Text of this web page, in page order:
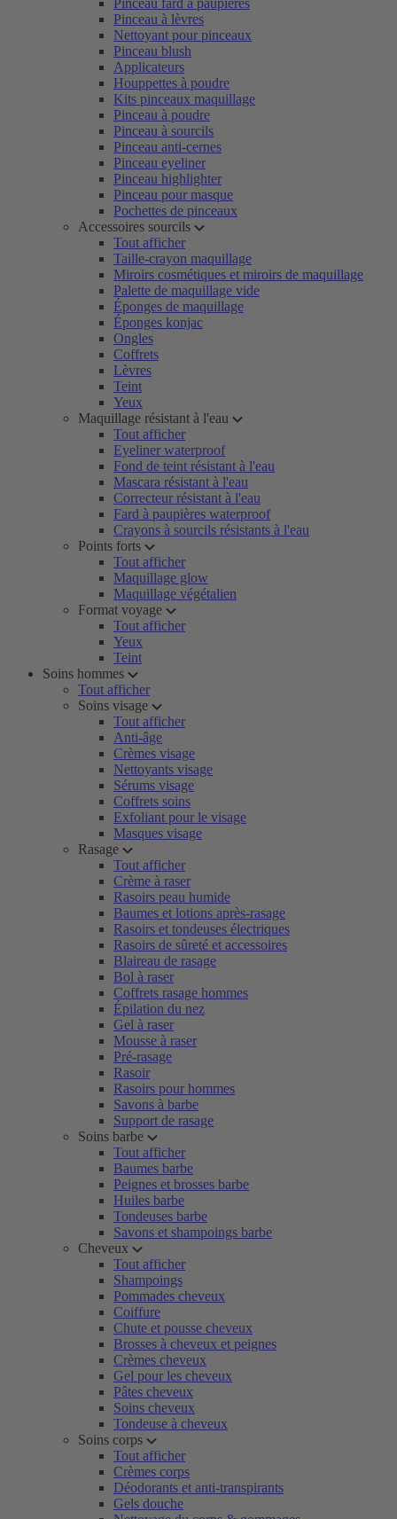
Pinceau fard à paupières
Pinceau à lèvres
Nettoyant pour pinceaux
Pinceau blush
Applicateurs
Houppettes à poudre
Kits pinceaux maquillage
Pinceau à poudre
Pinceau à sourcils
Pinceau anti-cernes
Pinceau eyeliner
Pinceau highlighter
Pinceau pour masque
Pochettes de pinceaux
Accessoires sourcils
Tout afficher
Taille-crayon maquillage
Miroirs cosmétiques et miroirs de maquillage
Palette de maquillage vide
Éponges de maquillage
Éponges konjac
Ongles
Coffrets
Lèvres
Teint
Yeux
Maquillage résistant à l'eau
Tout afficher
Eyeliner waterproof
Fond de teint résistant à l'eau
Mascara résistant à l'eau
Correcteur résistant à l'eau
Fard à paupières waterproof
Crayons à sourcils résistants à l'eau
Points forts
Tout afficher
Maquillage glow
Maquillage végétalien
Format voyage
Tout afficher
Yeux
Teint
Soins hommes
Tout afficher
Soins visage
Tout afficher
Anti-âge
Crèmes visage
Nettoyants visage
Sérums visage
Coffrets soins
Exfoliant pour le visage
Masques visage
Rasage
Tout afficher
Crème à raser
Rasoirs peau humide
Baumes et lotions après-rasage
Rasoirs et tondeuses électriques
Rasoirs de sûreté et accessoires
Blaireau de rasage
Bol à raser
Coffrets rasage hommes
Épilation du nez
Gel à raser
Mousse à raser
Pré-rasage
Rasoir
Rasoirs pour hommes
Savons à barbe
Support de rasage
Soins barbe
Tout afficher
Baumes barbe
Peignes et brosses barbe
Huiles barbe
Tondeuses barbe
Savons et shampoings barbe
Cheveux
Tout afficher
Shampoings
Pommades cheveux
Coiffure
Chute et pousse cheveux
Brosses à cheveux et peignes
Crèmes cheveux
Gel pour les cheveux
Pâtes cheveux
Soins cheveux
Tondeuse à cheveux
Soins corps
Tout afficher
Crèmes corps
Déodorants et anti-transpirants
Gels douche